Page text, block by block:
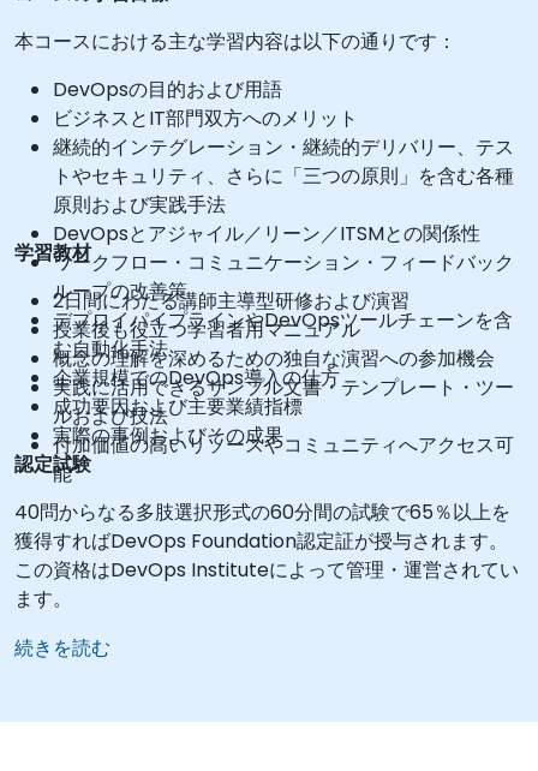
本コースにおける主な学習内容は以下の通りです：
DevOpsの目的および用語
ビジネスとIT部門双方へのメリット
継続的インテグレーション・継続的デリバリー、テス
トやセキュリティ、さらに「三つの原則」を含む各種
原則および実践手法
DevOpsとアジャイル／リーン／ITSMとの関係性
ワークフロー・コミュニケーション・フィードバック
ループの改善策
デプロイパイプラインやDevOpsツールチェーンを含
む自動化手法
企業規模でのDevOps導入の仕方
成功要因および主要業績指標
実際の事例およびその成果
学習教材
2日間にわたる講師主導型研修および演習
授業後も役立つ学習者用マニュアル
概念の理解を深めるための独自な演習への参加機会
実践に活用できるサンプル文書・テンプレート・ツー
ルおよび技法
付加価値の高いリソースやコミュニティへアクセス可
能
認定試験
40問からなる多肢選択形式の60分間の試験で65％以上を
獲得すればDevOps Foundation認定証が授与されます。
この資格はDevOps Instituteによって管理・運営されてい
ます。
続きを読む